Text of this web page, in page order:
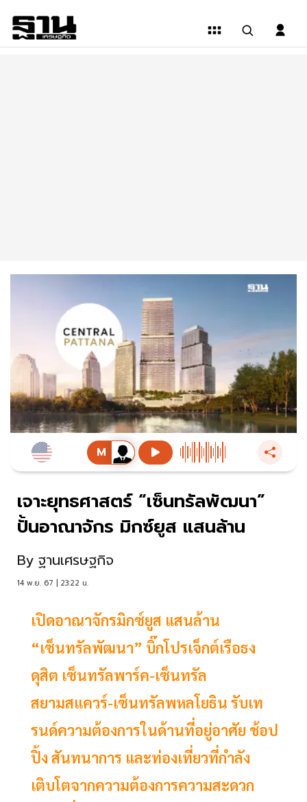
เจาะยุทธศาสตร์ “เซ็นทรัลพัฒนา”
ปั้นอาณาจักร มิกซ์ยูส แสนล้าน
By ฐานเศรษฐกิจ
14 พ.ย. 67 | 23:22 น.
เปิดอาณาจักรมิกซ์ยูส แสนล้าน
“เซ็นทรัลพัฒนา” บิ๊กโปรเจ็กต์เรือธง
ดุสิต เซ็นทรัลพาร์ค-เซ็นทรัล
สยามสแควร์-เซ็นทรัลพหลโยธิน รับเท
รนด์ความต้องการในด้านที่อยู่อาศัย ช้อป
ปิ้ง สันทนาการ และท่องเที่ยวที่กำลัง
เติบโตจากความต้องการความสะดวก